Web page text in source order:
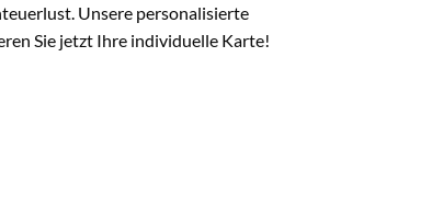
Unsere personalisierte
Sie jetzt Ihre individuelle Karte!